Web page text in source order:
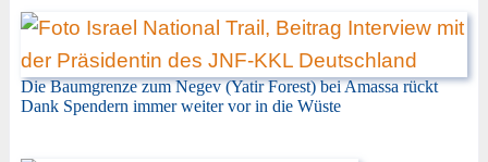
Die Baumgrenze zum Negev (Yatir Forest) bei Amassa rückt
Dank Spendern immer weiter vor in die Wüste